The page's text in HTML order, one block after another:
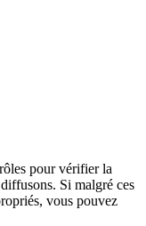
pour vérifier la
Si malgré ces
vous pouvez